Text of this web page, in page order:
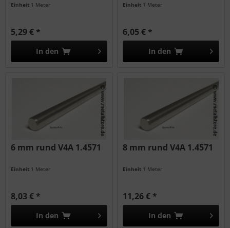
Einheit 1 Meter
5,29 € *
In den
Einheit 1 Meter
6,05 € *
In den
6 mm rund V4A 1.4571
Einheit 1 Meter
8,03 € *
In den
8 mm rund V4A 1.4571
Einheit 1 Meter
11,26 € *
In den